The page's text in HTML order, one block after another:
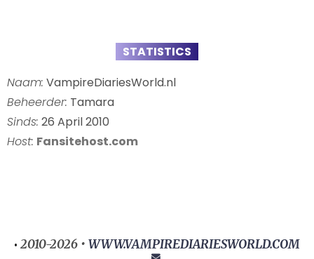
STATISTICS
Naam: VampireDiariesWorld.nl
Beheerder: Tamara
Sinds: 26 April 2010
Host: Fansitehost.com
• 2010-2026 • WWW.VAMPIREDIARIESWORLD.COM